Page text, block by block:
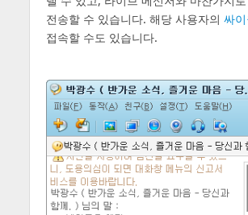
전송할 수 있습니다. 해당 사용자의 싸
접속할 수도 있습니다.